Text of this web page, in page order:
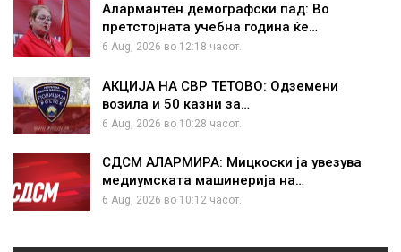
Алармантен демографски пад: Во
претстојната учебна година ќе…
6 Aug, 2026 во 12:18 часот.
АКЦИЈА НА СВР ТЕТОВО: Одземени
возила и 50 казни за…
6 Aug, 2026 во 10:28 часот.
СДСМ АЛАРМИРА: Мицкоски ја увезува
медиумската машинерија на…
6 Aug, 2026 во 10:12 часот.